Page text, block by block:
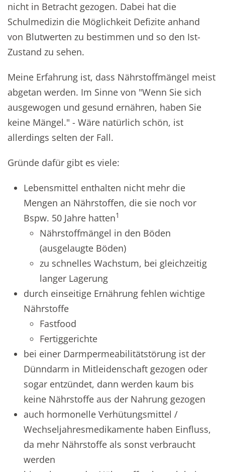
nicht in Betracht gezogen. Dabei hat die
Schulmedizin die Möglichkeit Defizite anhand
von Blutwerten zu bestimmen und so den Ist-
Zustand zu sehen.
Meine Erfahrung ist, dass Nährstoffmängel meist
abgetan werden. Im Sinne von "Wenn Sie sich
ausgewogen und gesund ernähren, haben Sie
keine Mängel." - Wäre natürlich schön, ist
allerdings selten der Fall.
Gründe dafür gibt es viele:
Lebensmittel enthalten nicht mehr die
Mengen an Nährstoffen, die sie noch vor
Bspw. 50 Jahre hatten1
Nährstoffmängel in den Böden
(ausgelaugte Böden)
zu schnelles Wachstum, bei gleichzeitig
langer Lagerung
durch einseitige Ernährung fehlen wichtige
Nährstoffe
Fastfood
Fertiggerichte
bei einer Darmpermeabilitätstörung ist der
Dünndarm in Mitleidenschaft gezogen oder
sogar entzündet, dann werden kaum bis
keine Nährstoffe aus der Nahrung gezogen
auch hormonelle Verhütungsmittel /
Wechseljahresmedikamente haben Einfluss,
da mehr Nährstoffe als sonst verbraucht
werden